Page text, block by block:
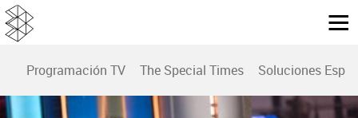
Programación TV The Special Times Soluciones